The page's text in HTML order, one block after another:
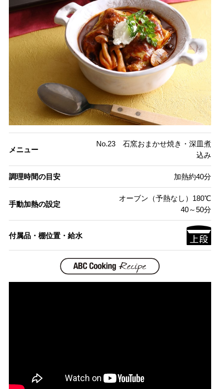
メニュー
No.23 石窯おまかせ焼き・深皿煮
込み
調理時間の目安 加熱約40分
手動加熱の設定
オーブン（予熱なし）180℃
40～50分
付属品・棚位置・給水